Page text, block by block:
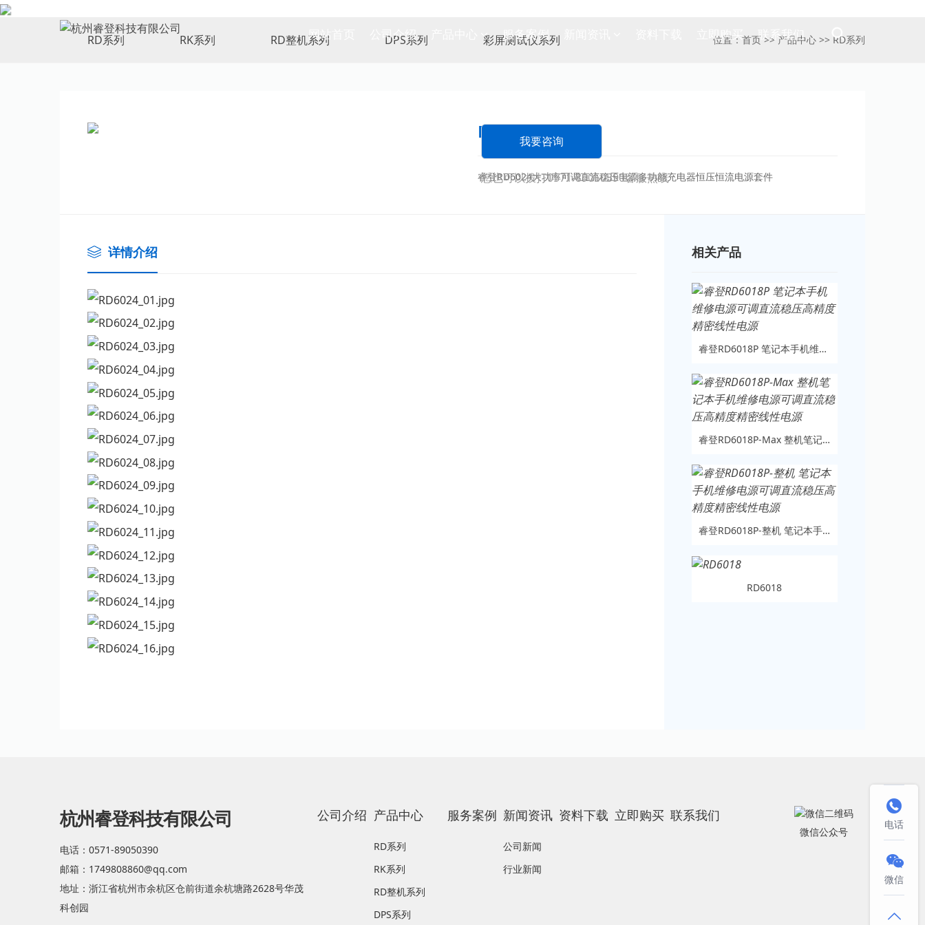
网站首页 公司介绍 服务案例 立即购买 联系我们
PRODUCTS
RD系列 RK系列 RD整机系列 DPS系列 彩屏测试仪系列 位置： 首页 >> 产品中心 >> RD系列
RD6024
睿登RD6024大功率可调直流稳压电源多功能充电器恒压恒流电源套件
我要咨询
您也可以拨打0571-89050390客服热线
详情介绍 相关产品
睿登RD6018P 笔记本手机维修电源可调直流稳压高精度精密线性电源
睿登RD6018P-Max 整机笔记本手机维修电源可调直流稳压高精度精密线性电源
睿登RD6018P-整机 笔记本手机维修电源可调直流稳压高精度精密线性电源
RD6018
杭州睿登科技有限公司
电话：0571-89050390
邮箱：1749808860@qq.com
地址：浙江省杭州市余杭区仓前街道余杭塘路2628号华茂
科创园
公司介绍 产品中心
RD系列
RK系列
RD整机系列
DPS系列
服务案例 新闻资讯
公司新闻
行业新闻
资料下载 立即购买 联系我们
微信公众号

电话

微信
